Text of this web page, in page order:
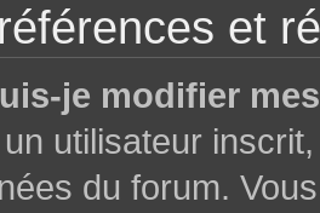
et
je modifier
utilisateur
du forum.